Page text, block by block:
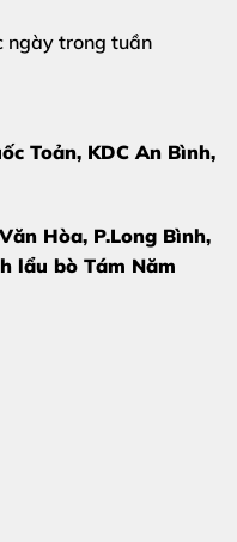
ngày trong tuần
Toản, KDC An Bình,
Hòa, P.Long Bình,
lẩu bò Tám Năm